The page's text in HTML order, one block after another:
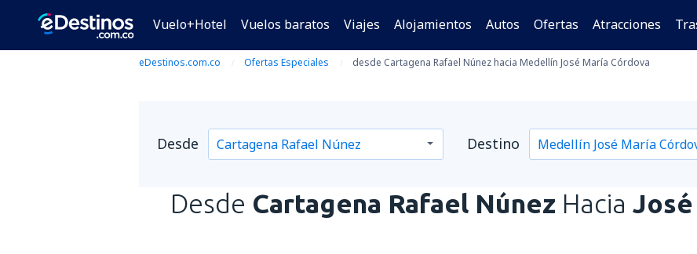
Vuelo+Hotel Vuelos baratos Viajes Alojamientos Autos Ofertas Atracciones
eDestinos.com.co Ofertas Especiales desde Cartagena Rafael Núnez hacia Medellín José María Córdova
Desde Destino
Desde Cartagena Rafael Núnez Hacia